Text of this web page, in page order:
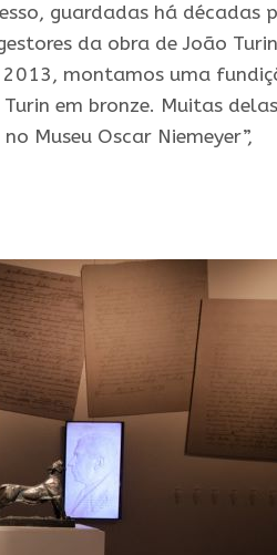
guardadas há décadas
da obra de João
montamos uma
em bronze. Muitas delas
Museu Oscar Niemeyer”,